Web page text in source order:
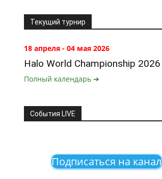
Текущий турнир
18 апреля - 04 мая 2026
Halo World Championship 2026
Полный календарь ➔
События LIVE
Подписаться на канал